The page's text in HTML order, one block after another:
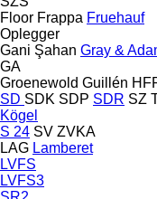
Floor Frappa Fruehauf
Oplegger
Gani Şahan Gray &
GA
Groenewold Guillén
SD SDK SDP SDR SZ
Kögel
S 24 SV ZVKA
LAG Lamberet
LVFS
LVFS3